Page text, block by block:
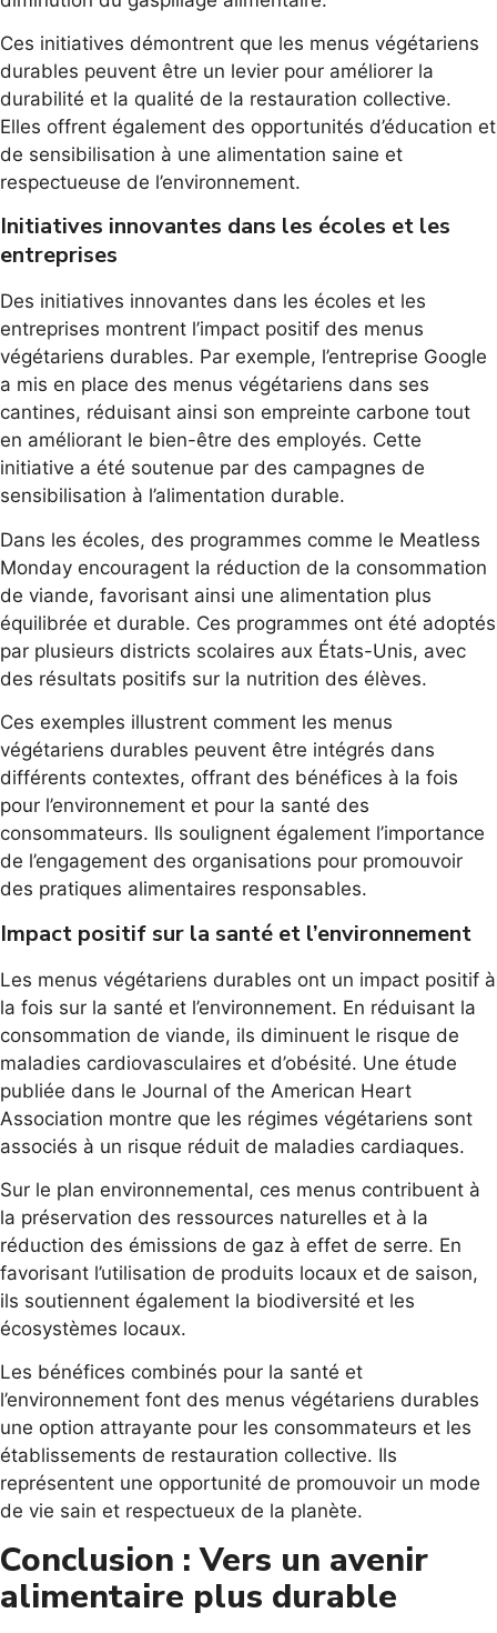
Ces initiatives démontrent que les menus végétariens
durables peuvent être un levier pour améliorer la
durabilité et la qualité de la restauration collective.
Elles offrent également des opportunités d’éducation et
de sensibilisation à une alimentation saine et
respectueuse de l’environnement.
Initiatives innovantes dans les écoles et les
entreprises
Des initiatives innovantes dans les écoles et les
entreprises montrent l’impact positif des menus
végétariens durables. Par exemple, l’entreprise Google
a mis en place des menus végétariens dans ses
cantines, réduisant ainsi son empreinte carbone tout
en améliorant le bien-être des employés. Cette
initiative a été soutenue par des campagnes de
sensibilisation à l’alimentation durable.
Dans les écoles, des programmes comme le Meatless
Monday encouragent la réduction de la consommation
de viande, favorisant ainsi une alimentation plus
équilibrée et durable. Ces programmes ont été adoptés
par plusieurs districts scolaires aux États-Unis, avec
des résultats positifs sur la nutrition des élèves.
Ces exemples illustrent comment les menus
végétariens durables peuvent être intégrés dans
différents contextes, offrant des bénéfices à la fois
pour l’environnement et pour la santé des
consommateurs. Ils soulignent également l’importance
de l’engagement des organisations pour promouvoir
des pratiques alimentaires responsables.
Impact positif sur la santé et l’environnement
Les menus végétariens durables ont un impact positif à
la fois sur la santé et l’environnement. En réduisant la
consommation de viande, ils diminuent le risque de
maladies cardiovasculaires et d’obésité. Une étude
publiée dans le Journal of the American Heart
Association montre que les régimes végétariens sont
associés à un risque réduit de maladies cardiaques.
Sur le plan environnemental, ces menus contribuent à
la préservation des ressources naturelles et à la
réduction des émissions de gaz à effet de serre. En
favorisant l’utilisation de produits locaux et de saison,
ils soutiennent également la biodiversité et les
écosystèmes locaux.
Les bénéfices combinés pour la santé et
l’environnement font des menus végétariens durables
une option attrayante pour les consommateurs et les
établissements de restauration collective. Ils
représentent une opportunité de promouvoir un mode
de vie sain et respectueux de la planète.
Conclusion : Vers un avenir
alimentaire plus durable